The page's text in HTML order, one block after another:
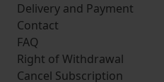
Delivery and Payment
Contact
FAQ
Right of Withdrawal
Cancel Subscription